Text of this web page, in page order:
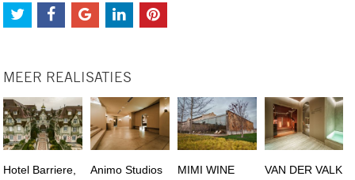
MEER REALISATIES
Hotel Barriere,
Animo Studios
MIMI WINE
VAN DER VALK